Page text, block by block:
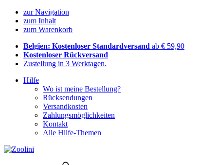
zur Navigation
zum Inhalt
zum Warenkorb
Belgien: Kostenloser Standardversand ab € 59,90
Kostenloser Rückversand
Zustellung in 3 Werktagen.
Hilfe
Wo ist meine Bestellung?
Rücksendungen
Versandkosten
Zahlungsmöglichkeiten
Kontakt
Alle Hilfe-Themen